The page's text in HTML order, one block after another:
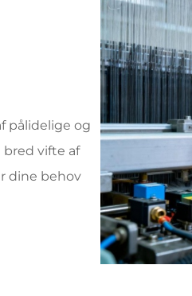
pålidelige og
vifte af
dine behov